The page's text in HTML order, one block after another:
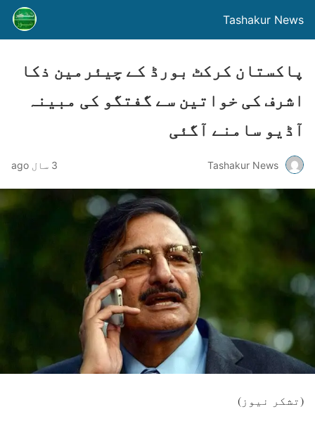
Tashakur News
پاکستان کرکٹ بورڈ کے چیئرمین ذکا
اشرف کی خواتین سے گفتگو کی مبینہ
آڈیو سامنے آگئی
Tashakur News 3 سال ago
(تشکر نیوز)